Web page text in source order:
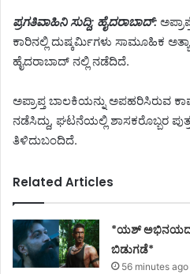
ಪ್ರಗತಿವಾಹಿನಿ ಸುದ್ದಿ; ಹೈದರಾಬಾದ್:
ಕಾರಿನಲ್ಲಿ ದುಷ್ಕರ್ಮಿಗಳು ಸಾಮೂಹಿಕ
ಹೈದರಾಬಾದ್ ನಲ್ಲಿ ನಡೆದಿದೆ.
ಅಪ್ರಾಪ್ತ ಬಾಲಕಿಯನ್ನು ಅಪಹರಿಸಿರುವ
ನಡೆಸಿದ್ದು, ಘಟನೆಯಲ್ಲಿ ಶಾಸಕರೊಬ್ಬರ
ತಿಳಿದುಬಂದಿದೆ.
Related Articles
*ಯಶ್ ಅಭಿನಯದ
ಬಿಡುಗಡೆ*
56 minutes ago